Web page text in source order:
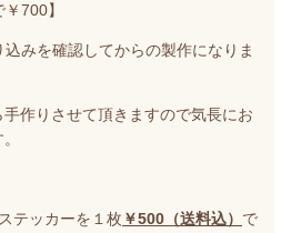
700】
みを確認してからの製作になりま
作りさせて頂きますので気長にお
テッカーを１枚 ￥500（送料込） で